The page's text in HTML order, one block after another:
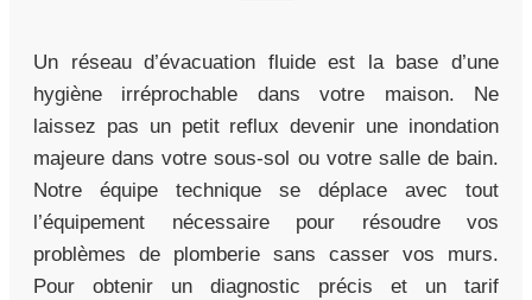
Un réseau d’évacuation fluide est la base d’une
hygiène irréprochable dans votre maison. Ne
laissez pas un petit reflux devenir une inondation
majeure dans votre sous-sol ou votre salle de bain.
Notre équipe technique se déplace avec tout
l’équipement nécessaire pour résoudre vos
problèmes de plomberie sans casser vos murs.
Pour obtenir un diagnostic précis et un tarif